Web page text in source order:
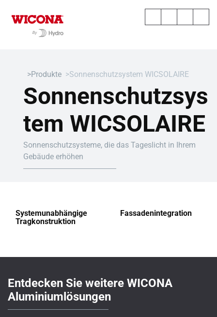
Produkte Sonnenschutzsystem WICSOLAIRE
Sonnenschutzsys
tem WICSOLAIRE
Sonnenschutzsysteme, die das Tageslicht in Ihrem
Gebäude erhöhen
Systemunabhängige
Tragkonstruktion
Fassadenintegration
Entdecken Sie weitere WICONA
Aluminiumlösungen